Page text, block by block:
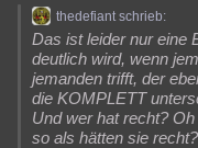
thedefiant schrieb:
Das ist leider nur eine
deutlich wird, wenn
jemanden trifft, der
die KOMPLETT
Und wer hat recht?
so als hätten sie recht?